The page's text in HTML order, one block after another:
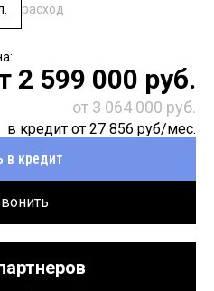
расход
2 599 000 руб.
от 3 064 000 руб.
в кредит от 27 856 руб/мес.
в кредит